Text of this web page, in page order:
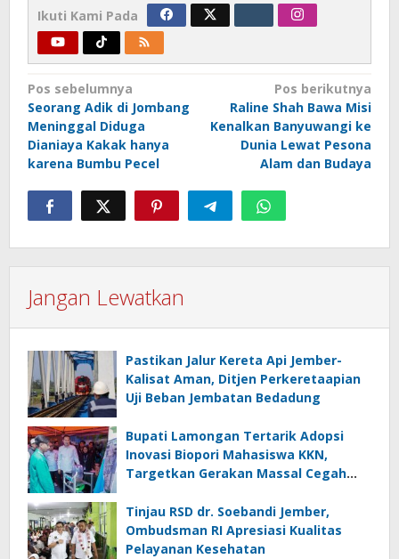
Ikuti Kami Pada
Navigasi
pos
Pos sebelumnya
Seorang Adik di Jombang
Meninggal Diduga
Dianiaya Kakak hanya
karena Bumbu Pecel
Pos berikutnya
Raline Shah Bawa Misi
Kenalkan Banyuwangi ke
Dunia Lewat Pesona
Alam dan Budaya
Jangan Lewatkan
Pastikan Jalur Kereta Api Jember-
Kalisat Aman, Ditjen Perkeretaapian
Uji Beban Jembatan Bedadung
Bupati Lamongan Tertarik Adopsi
Inovasi Biopori Mahasiswa KKN,
Targetkan Gerakan Massal Cegah
Tinjau RSD dr. Soebandi Jember,
Ombudsman RI Apresiasi Kualitas
Pelayanan Kesehatan